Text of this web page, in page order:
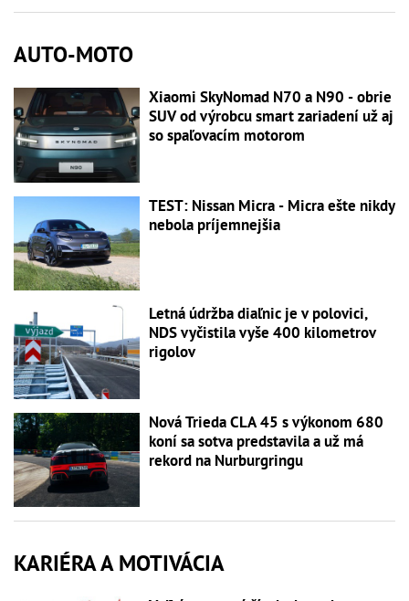
AUTO-MOTO
Xiaomi SkyNomad N70 a N90 - obrie
SUV od výrobcu smart zariadení už aj
so spaľovacím motorom
TEST: Nissan Micra - Micra ešte nikdy
nebola príjemnejšia
Letná údržba diaľnic je v polovici,
NDS vyčistila vyše 400 kilometrov
rigolov
Nová Trieda CLA 45 s výkonom 680
koní sa sotva predstavila a už má
rekord na Nurburgringu
KARIÉRA A MOTIVÁCIA